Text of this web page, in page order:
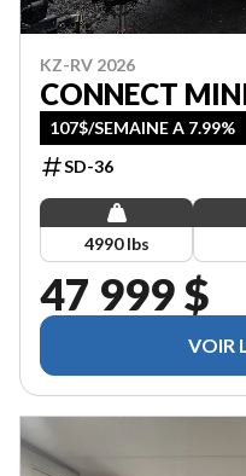
KZ-RV 2026
CONNECT
107$/SEMAINE A 7.99%
SD-36
4990 lbs
47 999 $
VOIR